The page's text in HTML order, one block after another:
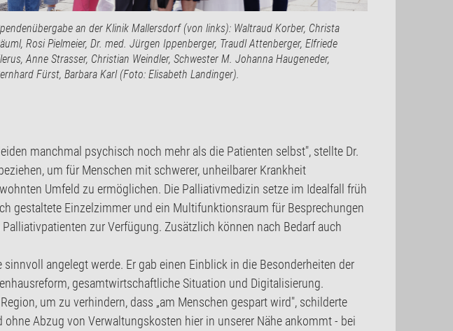
an der Klinik Mallersdorf (von links): Waltraud Korber, Christa
Rosi Pielmeier, Dr. med. Jürgen Ippenberger, Traudl Attenberger, Elfriede
Anne Strasser, Christian Weindler, Schwester M. Johanna Haugeneder,
Fürst, Barbara Karl (Foto: Elisabeth Landinger).
manchmal psychisch noch mehr als die Patienten selbst", stellte Dr.
um für Menschen mit schwerer, unheilbarer Krankheit
Umfeld zu ermöglichen. Die Palliativmedizin setze im Idealfall früh
gestaltete Einzelzimmer und ein Multifunktionsraum für Besprechungen
zur Verfügung. Zusätzlich können nach Bedarf auch
angelegt werde. Er gab einen Einblick in die Besonderheiten der
gesamtwirtschaftliche Situation und Digitalisierung.
um zu verhindern, dass „am Menschen gespart wird", schilderte
Abzug von Verwaltungskosten hier in unserer Nähe ankommt - bei